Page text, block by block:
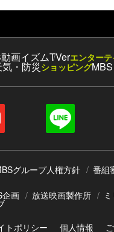
画イズムTVerエンター
気・防災ショッピング
グループ人権方針 番組
企画 放送映画製作所
トポリシー 個人情報